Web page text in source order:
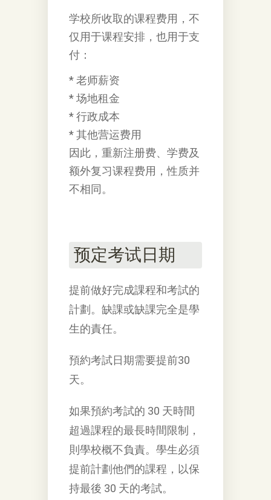
学校所收取的课程费用，不
仅用于课程安排，也用于支
付：
* 老师薪资
* 场地租金
* 行政成本
* 其他营运费用
因此，重新注册费、学费及
额外复习课程费用，性质并
不相同。
预定考试日期
提前做好完成課程和考試的
計劃。缺課或缺課完全是學
生的責任。
預約考試日期需要提前30
天。
如果預約考試的 30 天時間
超過課程的最長時間限制，
則學校概不負責。學生必須
提前計劃他們的課程，以保
持最後 30 天的考試。